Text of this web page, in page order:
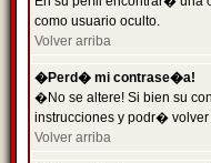
como usuario oculto.
Volver arriba
�Perd� mi contrase�a!
�No se altere! Si bien su
instrucciones y podr�
Volver arriba